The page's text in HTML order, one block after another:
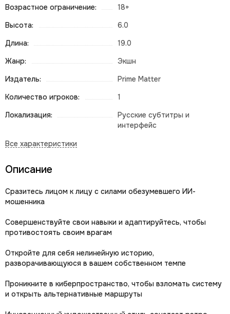
Возрастное ограничение:
18+
Высота:
6.0
Длина:
19.0
Жанр:
Экшн
Издатель:
Prime Matter
Количество игроков:
1
Локализация:
Русские субтитры и
интерфейс
Описание
Сразитесь лицом к лицу с силами обезумевшего ИИ-
мошенника
Совершенствуйте свои навыки и адаптируйтесь, чтобы
противостоять своим врагам
Откройте для себя нелинейную историю,
разворачивающуюся в вашем собственном темпе
Проникните в киберпространство, чтобы взломать систему
и открыть альтернативные маршруты